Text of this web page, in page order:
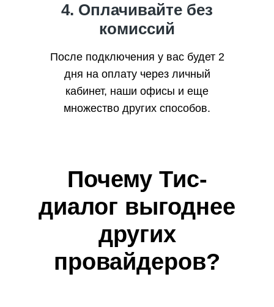
4. Оплачивайте без
комиссий
После подключения у вас будет 2
дня на оплату через личный
кабинет, наши офисы и еще
множество других способов.
Почему Тис-
диалог выгоднее
других
провайдеров?